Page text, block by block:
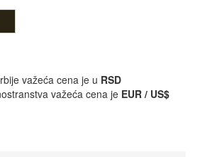
važeća cena je u RSD
važeća cena je EUR / US$